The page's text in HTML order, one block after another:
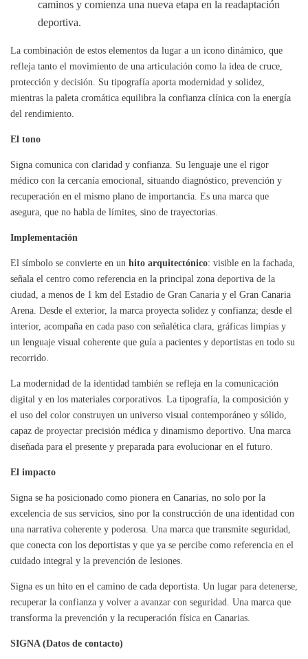
caminos y comienza una nueva etapa en la readaptación
deportiva.
La combinación de estos elementos da lugar a un icono dinámico, que
refleja tanto el movimiento de una articulación como la idea de cruce,
protección y decisión. Su tipografía aporta modernidad y solidez,
mientras la paleta cromática equilibra la confianza clínica con la energía
del rendimiento.
El tono
Signa comunica con claridad y confianza. Su lenguaje une el rigor
médico con la cercanía emocional, situando diagnóstico, prevención y
recuperación en el mismo plano de importancia. Es una marca que
asegura, que no habla de límites, sino de trayectorias.
Implementación
El símbolo se convierte en un hito arquitectónico: visible en la fachada,
señala el centro como referencia en la principal zona deportiva de la
ciudad, a menos de 1 km del Estadio de Gran Canaria y el Gran Canaria
Arena. Desde el exterior, la marca proyecta solidez y confianza; desde el
interior, acompaña en cada paso con señalética clara, gráficas limpias y
un lenguaje visual coherente que guía a pacientes y deportistas en todo su
recorrido.
La modernidad de la identidad también se refleja en la comunicación
digital y en los materiales corporativos. La tipografía, la composición y
el uso del color construyen un universo visual contemporáneo y sólido,
capaz de proyectar precisión médica y dinamismo deportivo. Una marca
diseñada para el presente y preparada para evolucionar en el futuro.
El impacto
Signa se ha posicionado como pionera en Canarias, no solo por la
excelencia de sus servicios, sino por la construcción de una identidad con
una narrativa coherente y poderosa. Una marca que transmite seguridad,
que conecta con los deportistas y que ya se percibe como referencia en el
cuidado integral y la prevención de lesiones.
Signa es un hito en el camino de cada deportista. Un lugar para detenerse,
recuperar la confianza y volver a avanzar con seguridad. Una marca que
transforma la prevención y la recuperación física en Canarias.
SIGNA (Datos de contacto)